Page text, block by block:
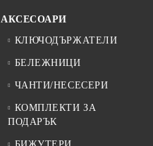
АКСЕСОАРИ
КЛЮЧОДЪРЖАТЕЛИ
БЕЛЕЖНИЦИ
ЧАНТИ/НЕСЕСЕРИ
КОМПЛЕКТИ ЗА
ПОДАРЪК